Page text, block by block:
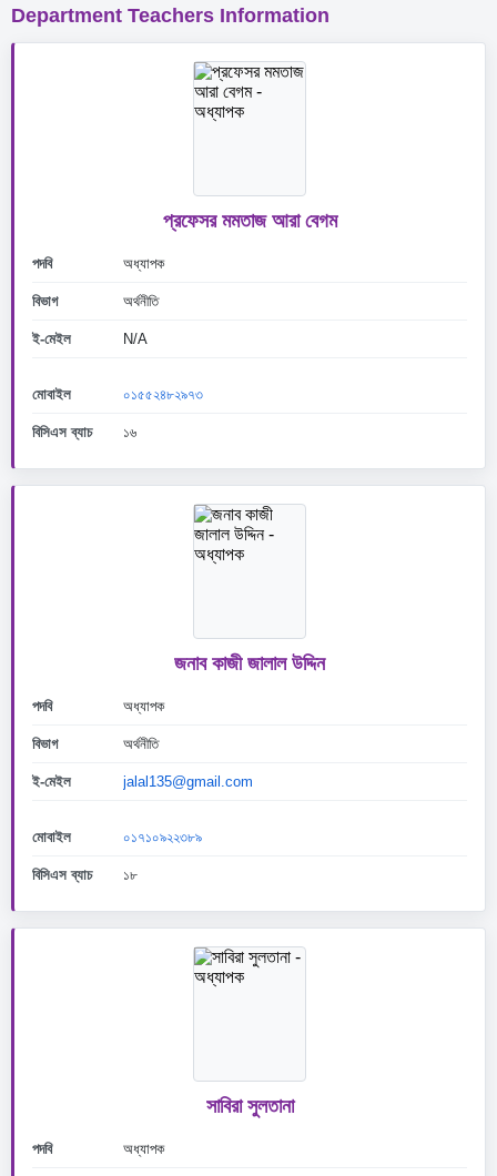
Department Teachers Information
প্রফেসর মমতাজ আরা বেগম
পদবি অধ্যাপক
বিভাগ অর্থনীতি
ই-মেইল N/A
মোবাইল ০১৫৫২৪৮২৯৭৩
বিসিএস ব্যাচ ১৬
জনাব কাজী জালাল উদ্দিন
পদবি অধ্যাপক
বিভাগ অর্থনীতি
ই-মেইল jalal135@gmail.com
মোবাইল ০১৭১০৯২২৩৮৯
বিসিএস ব্যাচ ১৮
সাবিরা সুলতানা
পদবি অধ্যাপক